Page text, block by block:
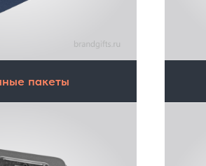
пакеты